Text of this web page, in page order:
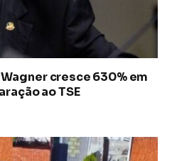
cresce 630% em
ao TSE